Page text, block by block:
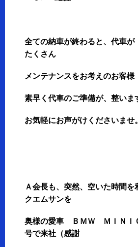
全ての納車が終わると、代車
たくさん
メンテナンスをお考えのお客様
素早く代車のご準備が、整いま
お気軽にお声がけくださいませ
Ａ会長も、突然、空いた時間を
クエムサンを
奥様の愛車 ＢＭＷ ＭＩＮＩ
号で来社（感謝